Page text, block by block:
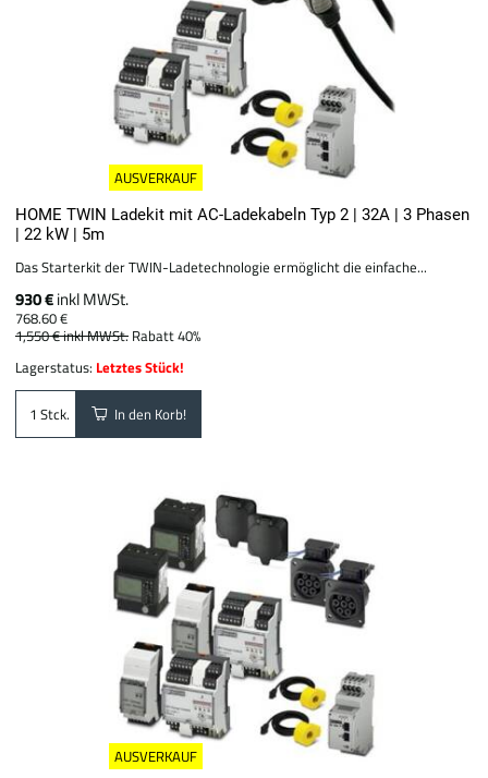
AUSVERKAUF
HOME TWIN Ladekit mit AC-Ladekabeln Typ 2 | 32A | 3 Phasen
| 22 kW | 5m
Das Starterkit der TWIN-Ladetechnologie ermöglicht die einfache...
930 €inkl MWSt.
768.60 €
1,550 €inkl MWSt. Rabatt 40%
Lagerstatus: Letztes Stück!
Stck. In den Korb!
AUSVERKAUF